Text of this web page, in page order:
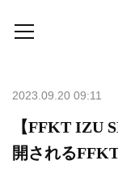
2023.09.20 09:11
【FFKT IZU
開される